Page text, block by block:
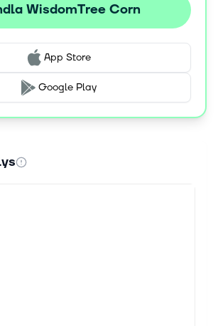
WisdomTree Corn
App Store
Google Play